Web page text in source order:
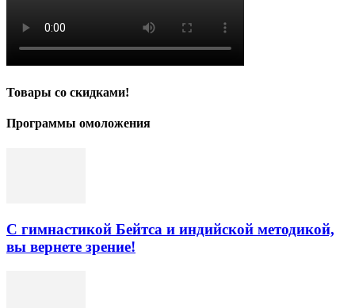
Товары со скидками!
Программы омоложения
С гимнастикой Бейтса и индийской методикой,
вы вернете зрение!